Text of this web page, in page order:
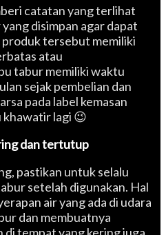
catatan yang terlihat
disimpan agar dapat
tersebut memiliki
atau
tabur memiliki waktu
sejak pembelian dan
pada label kemasan
khawatir lagi 😉
dan tertutup
pastikan untuk selalu
setelah digunakan. Hal
air yang ada di udara
dan membuatnya